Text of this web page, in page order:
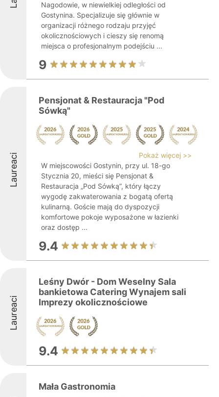
Nagodowie, w niewielkiej odległości od
Gostynina. Specjalizuje się głównie w
organizacji różnego rodzaju przyjęć
okolicznościowych i cieszy się renomą
miejsca o profesjonalnym podejściu ...
9
Laureaci
Pensjonat & Restauracja "Pod
Sówką"
Pokaż więcej >>
W miejscowości Gostynin, przy ul. 18-go
Stycznia 20, mieści się Pensjonat &
Restauracja „Pod Sówką”, który łączy
wygodę zakwaterowania z bogatą ofertą
kulinarną. Goście mają do dyspozycji
komfortowe pokoje wyposażone w łazienki
oraz dostęp ...
9.4
Laureaci
Leśny Dwór - Dom Weselny Sala
bankietowa Catering Wynajem sali
Imprezy okolicznościowe
9.4
Mała Gastronomia